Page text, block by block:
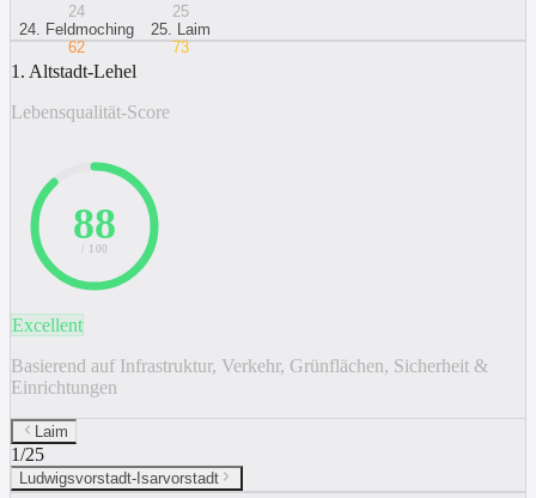
24
24. Feldmoching
62
25
25. Laim
73
1. Altstadt-Lehel
Lebensqualität-Score
88
/ 100
Excellent
Basierend auf Infrastruktur, Verkehr, Grünflächen, Sicherheit &
Einrichtungen
Laim
1/25
Ludwigsvorstadt-Isarvorstadt